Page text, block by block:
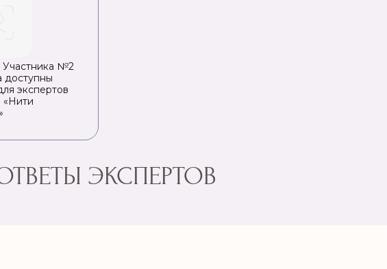
№2
доступны
экспертов
«Нити
ЭКСПЕРТОВ